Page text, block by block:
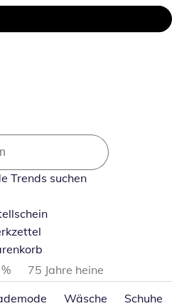
Trends suchen
75 Jahre heine
Wäsche Schuhe